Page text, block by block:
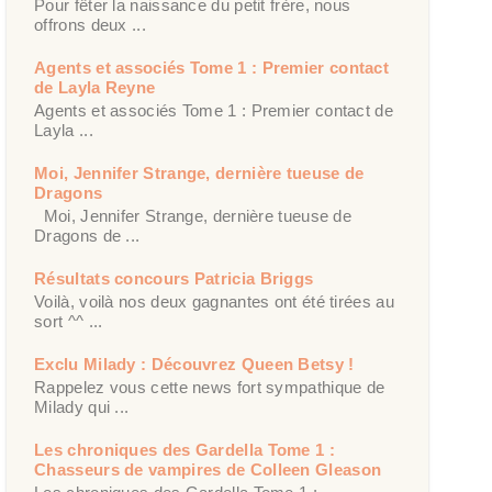
Pour fêter la naissance du petit frère, nous
offrons deux ...
Agents et associés Tome 1 : Premier contact
de Layla Reyne
Agents et associés Tome 1 : Premier contact de
Layla ...
Moi, Jennifer Strange, dernière tueuse de
Dragons
Moi, Jennifer Strange, dernière tueuse de
Dragons de ...
Résultats concours Patricia Briggs
Voilà, voilà nos deux gagnantes ont été tirées au
sort ^^ ...
Exclu Milady : Découvrez Queen Betsy !
Rappelez vous cette news fort sympathique de
Milady qui ...
Les chroniques des Gardella Tome 1 :
Chasseurs de vampires de Colleen Gleason